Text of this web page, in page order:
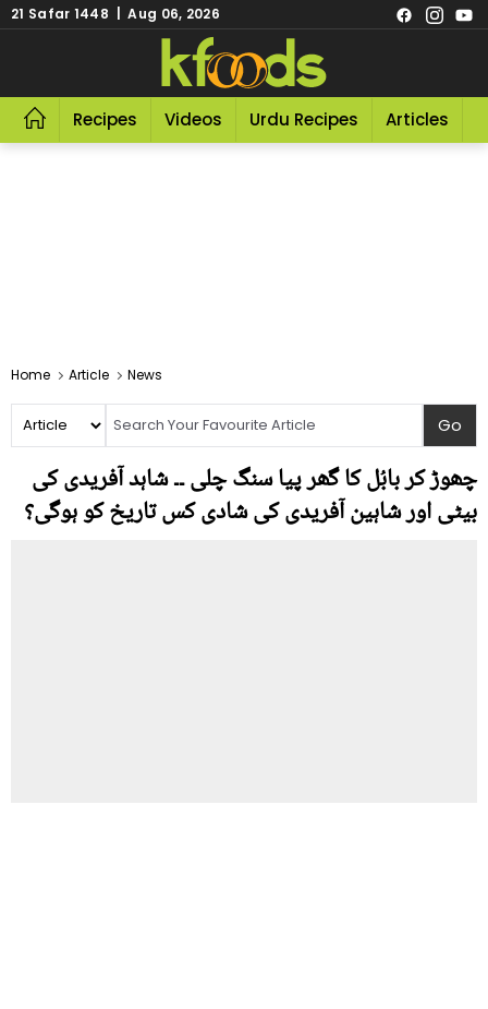
21 Safar 1448 | Aug 06, 2026
Recipes Videos Urdu Recipes Articles
Home Article News
چھوڑ کر بابُل کا گھر پیا سنگ چلی ۔۔ شاہد آفریدی کی
بیٹی اور شاہین آفریدی کی شادی کس تاریخ کو ہوگی؟